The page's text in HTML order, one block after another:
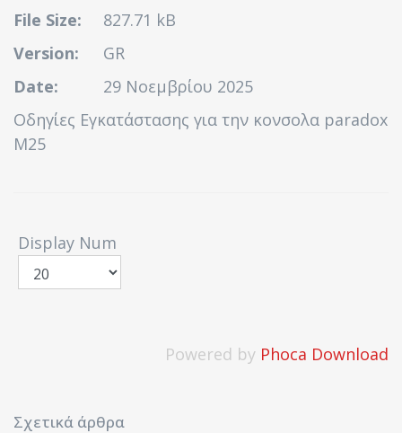
File Size:
827.71 kB
Version:
GR
Date:
29 Νοεμβρίου 2025
Οδηγίες Εγκατάστασης για την κονσολα paradox
M25
Display Num
Powered by Phoca Download
Σχετικά άρθρα